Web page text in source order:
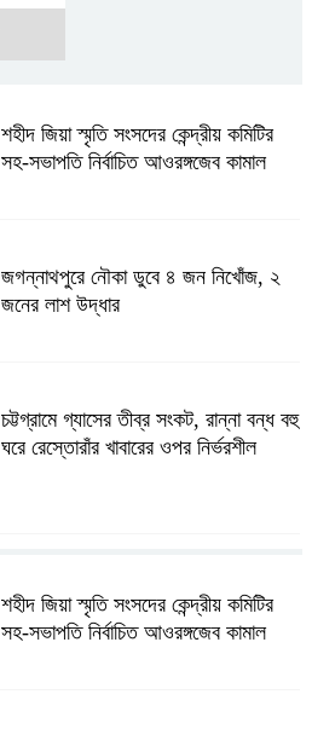
শহীদ জিয়া স্মৃতি সংসদের কেন্দ্রীয় কমিটির
সহ-সভাপতি নির্বাচিত আওরঙ্গজেব কামাল
জগন্নাথপুরে নৌকা ডুবে ৪ জন নিখোঁজ, ২
জনের লাশ উদ্ধার
চট্টগ্রামে গ্যাসের তীব্র সংকট, রান্না বন্ধ বহু
ঘরে রেস্তোরাঁর খাবারের ওপর নির্ভরশীল
খুলনার ডুমুরিয়ায় দিন-রাতে চরম লোডশেডিং:
বিদ্যুৎ না থাকায় অতিষ্ঠ জনজীবন, সংকটে
শহীদ জিয়া স্মৃতি সংসদের কেন্দ্রীয় কমিটির
সহ-সভাপতি নির্বাচিত আওরঙ্গজেব কামাল